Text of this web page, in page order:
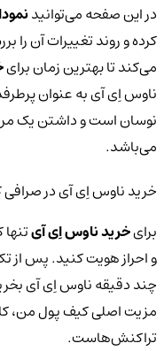
در این صفحه می‌توانید
کرده و روند تغییرات آن را
می‌کند تا بهترین زمان برای
ناوس اِی آی به عنوان
نوسان است و داشتن یک
می‌باشد.
خرید ناوس اِی آی در
برایخرید ناوس اِی آیتنها
و احراز هویت کنید. پس از
چند دقیقه ناوس اِی آی
مزیت اصلی کیف پول من،
تراکنش‌هاست.